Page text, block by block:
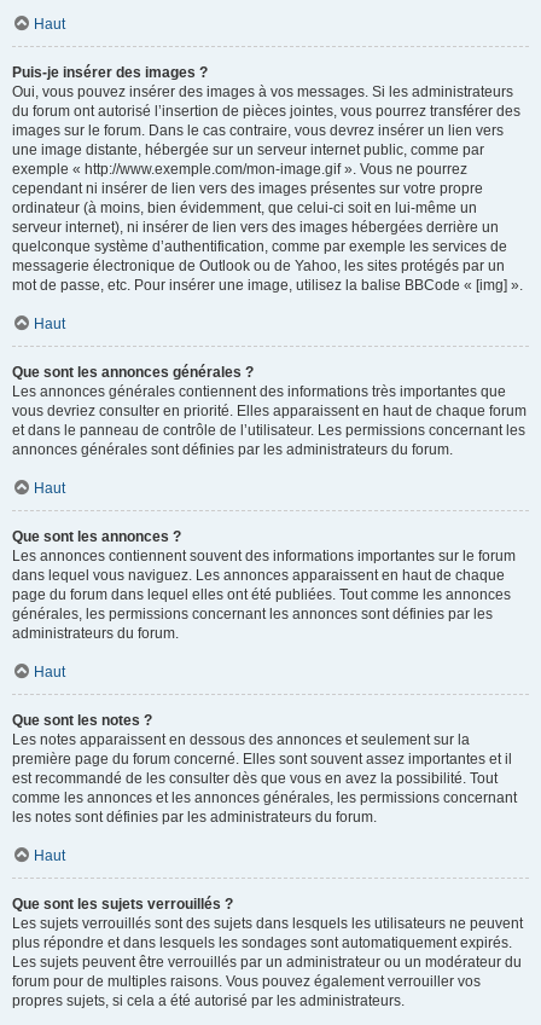
Haut
Puis-je insérer des images ?
Oui, vous pouvez insérer des images à vos messages. Si les administrateurs
du forum ont autorisé l’insertion de pièces jointes, vous pourrez transférer des
images sur le forum. Dans le cas contraire, vous devrez insérer un lien vers
une image distante, hébergée sur un serveur internet public, comme par
exemple « http://www.exemple.com/mon-image.gif ». Vous ne pourrez
cependant ni insérer de lien vers des images présentes sur votre propre
ordinateur (à moins, bien évidemment, que celui-ci soit en lui-même un
serveur internet), ni insérer de lien vers des images hébergées derrière un
quelconque système d’authentification, comme par exemple les services de
messagerie électronique de Outlook ou de Yahoo, les sites protégés par un
mot de passe, etc. Pour insérer une image, utilisez la balise BBCode « [img] ».
Haut
Que sont les annonces générales ?
Les annonces générales contiennent des informations très importantes que
vous devriez consulter en priorité. Elles apparaissent en haut de chaque forum
et dans le panneau de contrôle de l’utilisateur. Les permissions concernant les
annonces générales sont définies par les administrateurs du forum.
Haut
Que sont les annonces ?
Les annonces contiennent souvent des informations importantes sur le forum
dans lequel vous naviguez. Les annonces apparaissent en haut de chaque
page du forum dans lequel elles ont été publiées. Tout comme les annonces
générales, les permissions concernant les annonces sont définies par les
administrateurs du forum.
Haut
Que sont les notes ?
Les notes apparaissent en dessous des annonces et seulement sur la
première page du forum concerné. Elles sont souvent assez importantes et il
est recommandé de les consulter dès que vous en avez la possibilité. Tout
comme les annonces et les annonces générales, les permissions concernant
les notes sont définies par les administrateurs du forum.
Haut
Que sont les sujets verrouillés ?
Les sujets verrouillés sont des sujets dans lesquels les utilisateurs ne peuvent
plus répondre et dans lesquels les sondages sont automatiquement expirés.
Les sujets peuvent être verrouillés par un administrateur ou un modérateur du
forum pour de multiples raisons. Vous pouvez également verrouiller vos
propres sujets, si cela a été autorisé par les administrateurs.